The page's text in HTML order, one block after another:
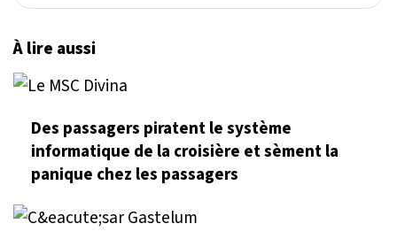
À lire aussi
Des passagers piratent le système
informatique de la croisière et sèment la
panique chez les passagers